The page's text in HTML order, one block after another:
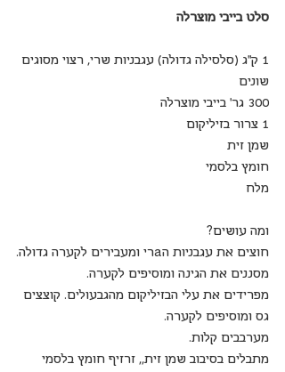
סלט בייבי מוצרלה
1 ק"ג (סלסילה גדולה) עגבניות שרי, רצוי מסוגים
שונים
300 גר' בייבי מוצרלה
1 צרור בזיליקום
שמן זית
חומץ בלסמי
מלח
ומה עושים?
חוצים את עגבניות הaרי ומעבירים לקערה גדולה.
מסננים את הגינה ומוסיפים לקערה.
מפרידים את עלי הבזיליקום מהגבעולים. קוצצים
גס ומוסיפים לקערה.
מערבבים קלות.
מתבלים בסיבוב שמן זית,, זרזיף חומץ בלסמי